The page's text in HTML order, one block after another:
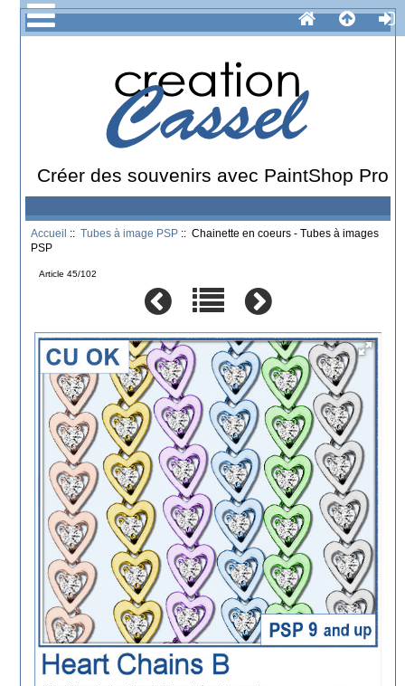
Créer des souvenirs avec PaintShop Pro
Accueil ::Tubes à image PSP :: Chainette en coeurs - Tubes à images
PSP
Article 45/102